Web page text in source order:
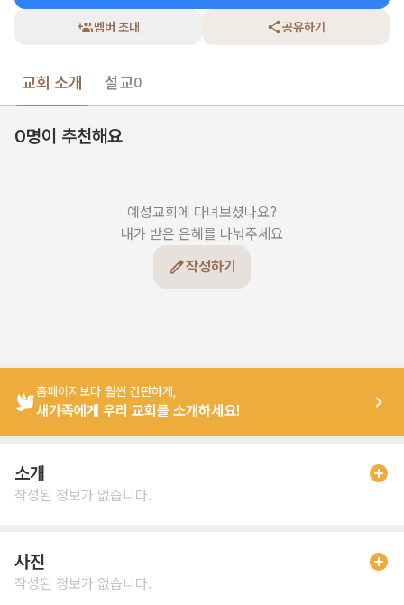
멤버 초대 공유하기
교회 소개 설교0
0명이 추천해요
예성교회에 다녀보셨나요?
내가 받은 은혜를 나눠주세요
작성하기
홈페이지보다 훨씬 간편하게,
새가족에게 우리 교회를 소개하세요!
소개
작성된 정보가 없습니다.
사진
작성된 정보가 없습니다.